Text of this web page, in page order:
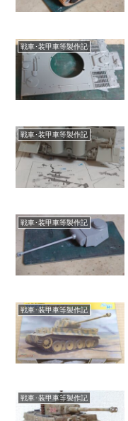
戦車･装甲車等製作記
戦車･装甲車等製作記
戦車･装甲車等製作記
戦車･装甲車等製作記
戦車･装甲車等製作記